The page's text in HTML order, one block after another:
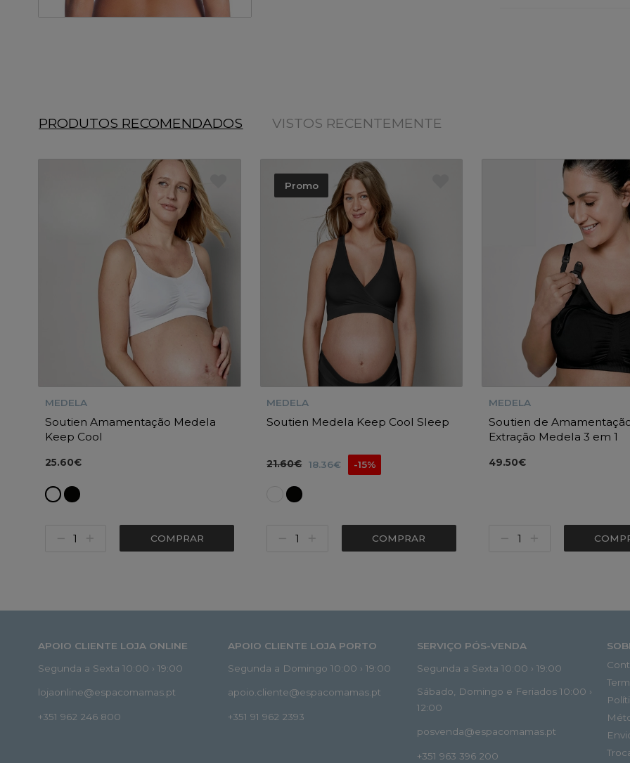
PRODUTOS RECOMENDADOS VISTOS RECENTEMENTE
MEDELA
Soutien Amamentação Medela
Keep Cool
25.60€
COMPRAR
Promo
MEDELA
Soutien Medela Keep Cool Sleep
21.60€ 18.36€ -15%
COMPRAR
MEDELA
Soutien de
Extração Medela 3 em 1
49.50€
APOIO CLIENTE LOJA ONLINE
Segunda a Sexta 10:00 › 19:00
lojaonline@espacomamas.pt
+351 962 246 800
APOIO CLIENTE LOJA PORTO
Segunda a Domingo 10:00 › 19:00
apoio.cliente@espacomamas.pt
+351 91 962 2393
SERVIÇO PÓS-VENDA
Segunda a Sexta 10:00 › 19:00
Sábado, Domingo e Feriados 10:00 ›
12:00
posvenda@espacomamas.pt
+351 963 396 200